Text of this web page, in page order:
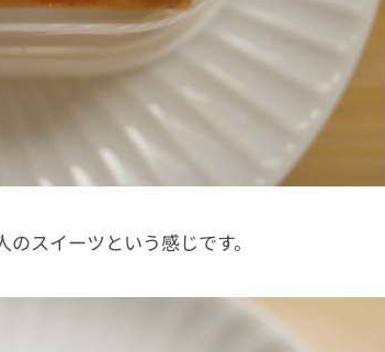
スイーツという感じです。